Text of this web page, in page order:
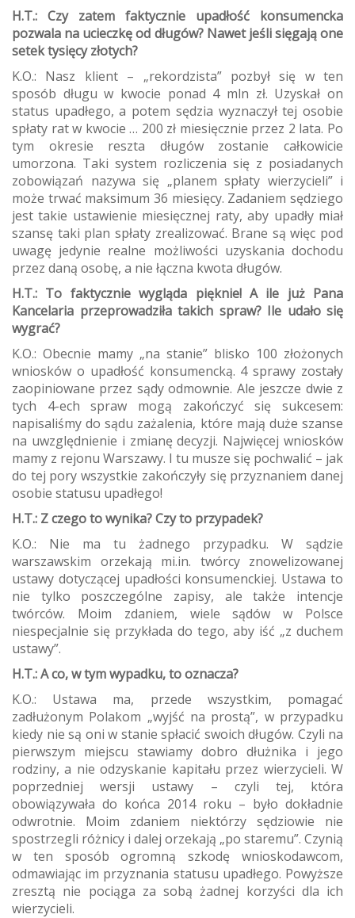
H.T.: Czy zatem faktycznie upadłość konsumencka
pozwala na ucieczkę od długów? Nawet jeśli sięgają one
setek tysięcy złotych?
K.O.: Nasz klient – „rekordzista” pozbył się w ten
sposób długu w kwocie ponad 4 mln zł. Uzyskał on
status upadłego, a potem sędzia wyznaczył tej osobie
spłaty rat w kwocie … 200 zł miesięcznie przez 2 lata. Po
tym okresie reszta długów zostanie całkowicie
umorzona. Taki system rozliczenia się z posiadanych
zobowiązań nazywa się „planem spłaty wierzycieli” i
może trwać maksimum 36 miesięcy. Zadaniem sędziego
jest takie ustawienie miesięcznej raty, aby upadły miał
szansę taki plan spłaty zrealizować. Brane są więc pod
uwagę jedynie realne możliwości uzyskania dochodu
przez daną osobę, a nie łączna kwota długów.
H.T.: To faktycznie wygląda pięknie! A ile już Pana
Kancelaria przeprowadziła takich spraw? Ile udało się
wygrać?
K.O.: Obecnie mamy „na stanie” blisko 100 złożonych
wniosków o upadłość konsumencką. 4 sprawy zostały
zaopiniowane przez sądy odmownie. Ale jeszcze dwie z
tych 4-ech spraw mogą zakończyć się sukcesem:
napisaliśmy do sądu zażalenia, które mają duże szanse
na uwzględnienie i zmianę decyzji. Najwięcej wniosków
mamy z rejonu Warszawy. I tu musze się pochwalić – jak
do tej pory wszystkie zakończyły się przyznaniem danej
osobie statusu upadłego!
H.T.: Z czego to wynika? Czy to przypadek?
K.O.: Nie ma tu żadnego przypadku. W sądzie
warszawskim orzekają mi.in. twórcy znowelizowanej
ustawy dotyczącej upadłości konsumenckiej. Ustawa to
nie tylko poszczególne zapisy, ale także intencje
twórców. Moim zdaniem, wiele sądów w Polsce
niespecjalnie się przykłada do tego, aby iść „z duchem
ustawy”.
H.T.: A co, w tym wypadku, to oznacza?
K.O.: Ustawa ma, przede wszystkim, pomagać
zadłużonym Polakom „wyjść na prostą”, w przypadku
kiedy nie są oni w stanie spłacić swoich długów. Czyli na
pierwszym miejscu stawiamy dobro dłużnika i jego
rodziny, a nie odzyskanie kapitału przez wierzycieli. W
poprzedniej wersji ustawy – czyli tej, która
obowiązywała do końca 2014 roku – było dokładnie
odwrotnie. Moim zdaniem niektórzy sędziowie nie
spostrzegli różnicy i dalej orzekają „po staremu”. Czynią
w ten sposób ogromną szkodę wnioskodawcom,
odmawiając im przyznania statusu upadłego. Powyższe
zresztą nie pociąga za sobą żadnej korzyści dla ich
wierzycieli.